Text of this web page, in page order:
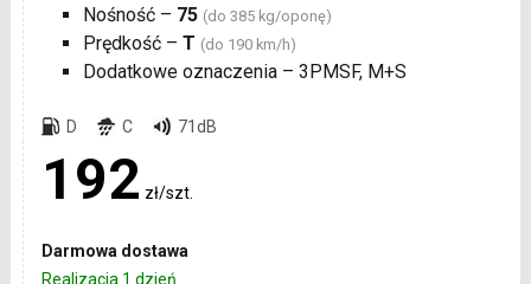
Nośność – 75 (do 385 kg/oponę)
Prędkość – T (do 190 km/h)
Dodatkowe oznaczenia – 3PMSF, M+S
D C 71dB
192 zł/szt.
Darmowa dostawa
Realizacja 1 dzień